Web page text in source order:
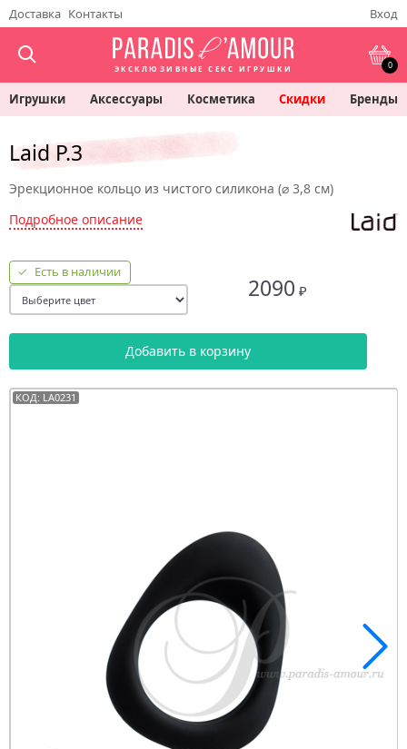
Доставка Контакты Вход
ЭКСКЛЮЗИВНЫЕ СЕКС ИГРУШКИ 0
Игрушки Аксессуары Косметика Скидки Бренды
Laid P.3
Эрекционное кольцо из чистого силикона (⌀ 3,8 см)
Подробное описание
2090 ₽
Есть в наличии
Добавить в корзину
КОД: LA0231